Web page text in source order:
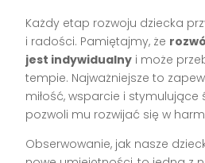
Każdy etap rozwoju dziecka
i radości. Pamiętajmy, że
jest indywidualny i może
tempie. Najważniejsze to
miłość, wsparcie i stymulujące
pozwoli mu rozwijać się w
Obserwowanie, jak nasze